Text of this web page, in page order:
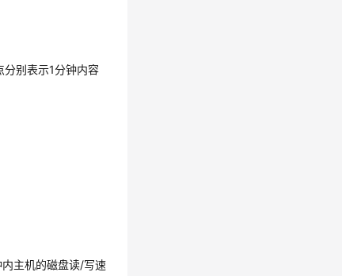
分别表示1分钟内容
主机的磁盘读/写速